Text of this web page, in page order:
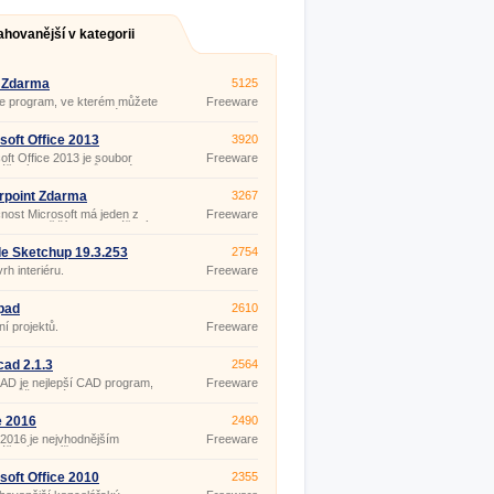
v kategorii
program, ve kterém můžete
a upravovat textové
kancelářských balíčků,
i ​​jiné programy –
tabulek, prezentací apod.
5125
Freeware
Office 2013
Office 2013 je soubor
programů, které
dotykového režimu a
vylepšených funkcí vás
o jeho kvalitách a
3920
Freeware
Zdarma
Microsoft má jeden z
kancelářských
po kterékoli verzi
přehlednost a
funkce si vás získají.
pro přípravu a prohlížení pr
3267
Freeware
Sketchup 19.3.253
interiéru.
2754
Freeware
projektů.
2610
Freeware
2.1.3
je nejlepší CAD program,
můžete stáhnout zdarma.
máte zdarma.
2564
Freeware
2016
je nejvhodnějším
balíčkem nejen pro
ale i obchodníky a
kterým záleží na
2490
Freeware
Office 2010
2355